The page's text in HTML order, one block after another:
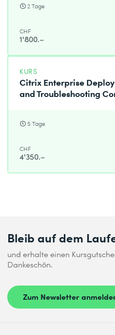
2 Tage
CHF
1'800.–
KURS
Citrix Enterprise
and Troubleshooting
5 Tage
CHF
4'350.–
Bleib auf dem
und erhalte einen
Dankeschön.
Zum Newsletter